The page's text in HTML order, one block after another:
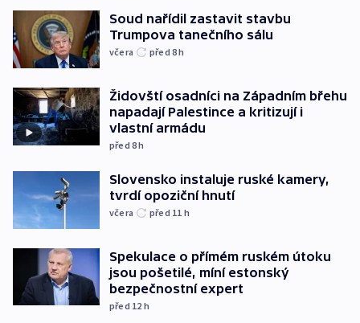
Soud nařídil zastavit stavbu
Trumpova tanečního sálu
včera před 8h
Židovští osadníci na Západním břehu
napadají Palestince a kritizují i
vlastní armádu
před 8h
Slovensko instaluje ruské kamery,
tvrdí opoziční hnutí
včera před 11 h
Spekulace o přímém ruském útoku
jsou pošetilé, míní estonský
bezpečnostní expert
před 12 h